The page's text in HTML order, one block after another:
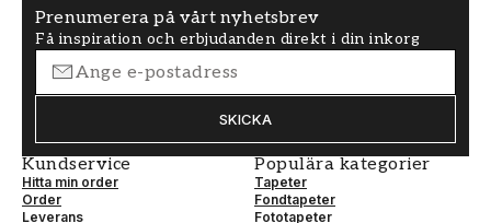
Prenumerera på vårt nyhetsbrev
Få inspiration och erbjudanden direkt i din inkorg
SKICKA
Kundservice
Hitta min order
Order
Leverans
Populära kategorier
Tapeter
Fondtapeter
Fototapeter